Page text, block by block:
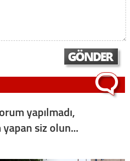
yapılmadı,
siz olun...